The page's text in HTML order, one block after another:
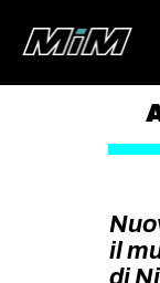
il
di